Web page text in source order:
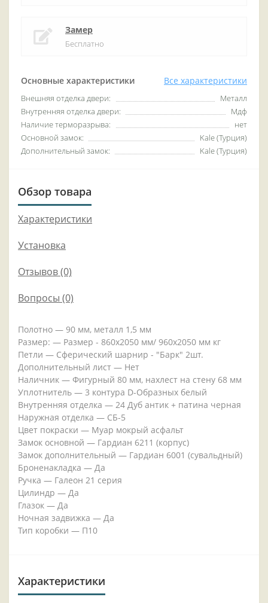
Основные характеристики Все характеристики
Внешняя отделка двери:
Металл
Внутренняя отделка двери:
Мдф
Наличие терморазрыва:
нет
Основной замок:
Kale (Турция)
Дополнительный замок:
Kale (Турция)
Замер
Бесплатно
Обзор товара
Характеристики
Установка
Отзывов (0)
Вопросы (0)
Полотно — 90 мм, металл 1,5 мм
Размер: — Размер - 860х2050 мм/ 960х2050 мм кг
Петли — Сферический шарнир - "Барк" 2шт.
Дополнительный лист — Нет
Наличник — Фигурный 80 мм, нахлест на стену 68 мм
Уплотнитель — 3 контура D-Образных белый
Внутренняя отделка — 24 Дуб антик + патина черная
Наружная отделка — СБ-5
Цвет покраски — Муар мокрый асфальт
Замок основной — Гардиан 6211 (корпус)
Замок дополнительный — Гардиан 6001 (сувальдный)
Броненакладка — Да
Ручка — Галеон 21 серия
Цилиндр — Да
Глазок — Да
Ночная задвижка — Да
Тип коробки — П10
Характеристики